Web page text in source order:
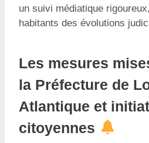
un suivi médiatique
habitants des évolutions
Les mesures
la Préfecture de
Atlantique et
citoyennes